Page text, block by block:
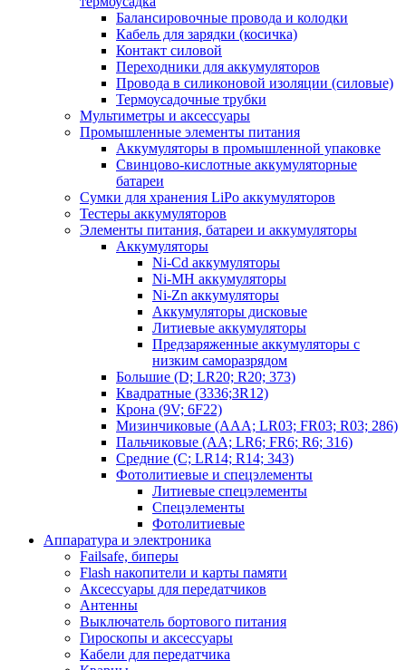
Балансировочные провода и колодки
Кабель для зарядки (косичка)
Контакт силовой
Переходники для аккумуляторов
Провода в силиконовой изоляции (силовые)
Термоусадочные трубки
Мультиметры и аксессуары
Промышленные элементы питания
Аккумуляторы в промышленной упаковке
Свинцово-кислотные аккумуляторные
батареи
Сумки для хранения LiPo аккумуляторов
Тестеры аккумуляторов
Элементы питания, батареи и аккумуляторы
Аккумуляторы
Ni-Cd аккумуляторы
Ni-MH аккумуляторы
Ni-Zn аккумуляторы
Аккумуляторы дисковые
Литиевые аккумуляторы
Предзаряженные аккумуляторы с
низким саморазрядом
Большие (D; LR20; R20; 373)
Квадратные (3336;3R12)
Крона (9V; 6F22)
Мизинчиковые (AAA; LR03; FR03; R03; 286)
Пальчиковые (AA; LR6; FR6; R6; 316)
Средние (C; LR14; R14; 343)
Фотолитиевые и спецэлементы
Литиевые спецэлементы
Спецэлементы
Фотолитиевые
Аппаратура и электроника
Failsafe, биперы
Flash накопители и карты памяти
Аксессуары для передатчиков
Антенны
Выключатель бортового питания
Гироскопы и аксессуары
Кабели для передатчика